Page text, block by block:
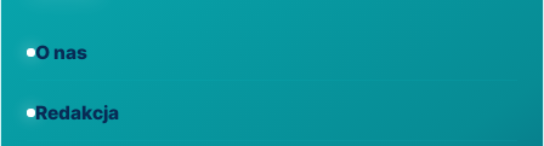
O nas
Redakcja